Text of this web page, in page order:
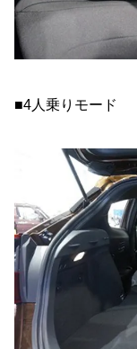
■4人乗りモード